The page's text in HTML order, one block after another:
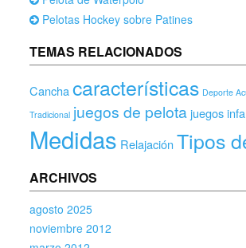
Pelotas Hockey sobre Patines
TEMAS RELACIONADOS
Cancha características Deporte
Tradicional juegos de pelota juegos
Medidas Relajación Tipos
ARCHIVOS
agosto 2025
noviembre 2012